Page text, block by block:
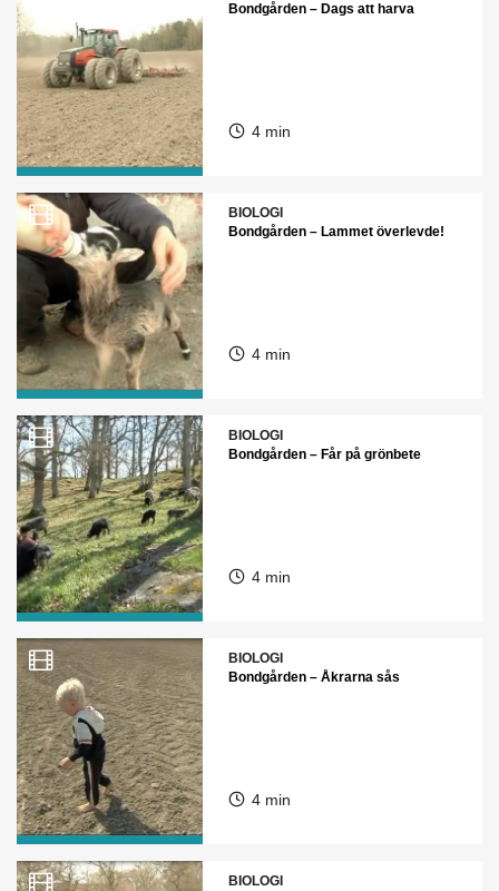
Bondgården – Dags att harva
4 min
BIOLOGI
Bondgården – Lammet överlevde!
4 min
BIOLOGI
Bondgården – Får på grönbete
4 min
BIOLOGI
Bondgården – Åkrarna sås
4 min
BIOLOGI